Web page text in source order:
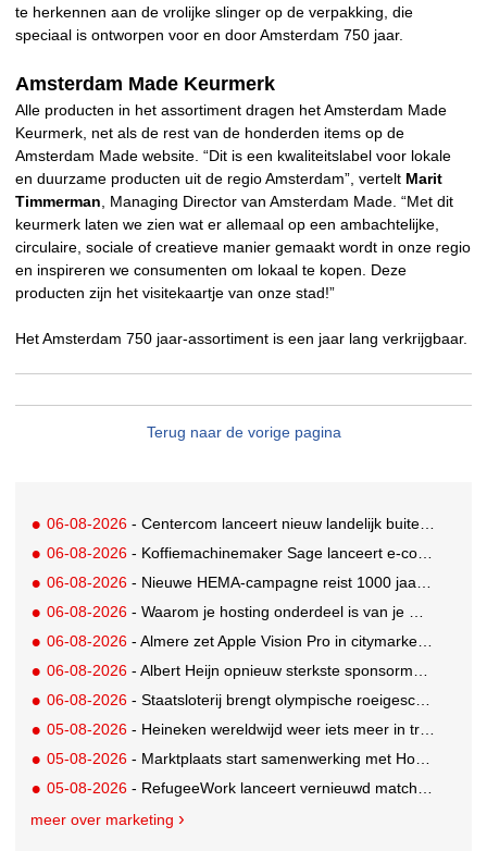
te herkennen aan de vrolijke slinger op de verpakking, die
speciaal is ontworpen voor en door Amsterdam 750 jaar.
Amsterdam Made Keurmerk
Alle producten in het assortiment dragen het Amsterdam Made
Keurmerk, net als de rest van de honderden items op de
Amsterdam Made website. “Dit is een kwaliteitslabel voor lokale
en duurzame producten uit de regio Amsterdam”, vertelt Marit
Timmerman , Managing Director van Amsterdam Made. “Met dit
keurmerk laten we zien wat er allemaal op een ambachtelijke,
circulaire, sociale of creatieve manier gemaakt wordt in onze regio
en inspireren we consumenten om lokaal te kopen. Deze
producten zijn het visitekaartje van onze stad!”
Het Amsterdam 750 jaar-assortiment is een jaar lang verkrijgbaar.
Terug naar de vorige pagina
06-08-2026 - Centercom lanceert nieuw landelijk buitereclamenetwerk: City Cubes
06-08-2026 - Koffiemachinemaker Sage lanceert e-commerceplatform voor koffieliefhebbers
06-08-2026 - Nieuwe HEMA-campagne reist 1000 jaar terug in de tijd naar 'Hemastein'
06-08-2026 - Waarom je hosting onderdeel is van je merkstrategie
06-08-2026 - Almere zet Apple Vision Pro in citymarketing
06-08-2026 - Albert Heijn opnieuw sterkste sponsormerk, PostNL daalt
06-08-2026 - Staatsloterij brengt olympische roeigeschiedenis tot leven voor WK Roeien
05-08-2026 - Heineken wereldwijd weer iets meer in trek
05-08-2026 - Marktplaats start samenwerking met House of Cars
05-08-2026 - RefugeeWork lanceert vernieuwd matchingplatform voor nieuwkomers en werkgevers
meer over marketing